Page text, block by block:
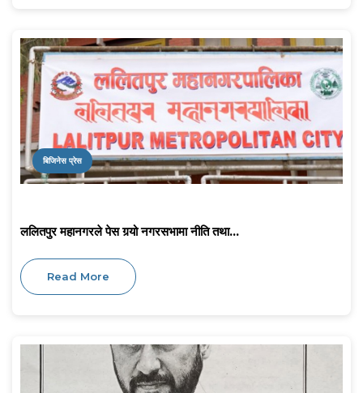
बिजिनेस प्रेस
ललितपुर महानगरले पेस गर्‍यो नगरसभामा नीति तथा...
Read More